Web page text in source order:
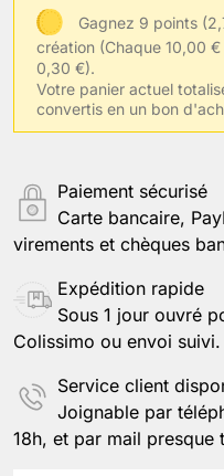
Gagnez 9 points
création (Chaque 10,00
0,30 €).
Votre panier actuel
convertis en un bon
Paiement sécurisé
Carte bancaire,
virements et chèques
Expédition rapide
Sous 1 jour ouvré
Colissimo ou envoi suivi.
Service client
Joignable par
18h, et par mail presque